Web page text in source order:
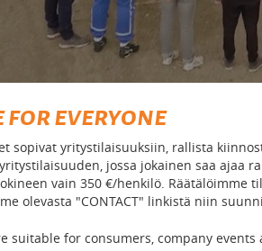
for everyone
sopivat yritystilaisuuksiin, rallista
jossa jokainen saa ajaa
vain 350 €/henkilö. Räätälöimme
olevasta "CONTACT" linkistä niin
suitable for consumers, company